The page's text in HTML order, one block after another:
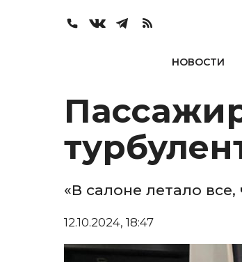
НОВОСТИ
«В салоне летало
12.10.2024, 18:47